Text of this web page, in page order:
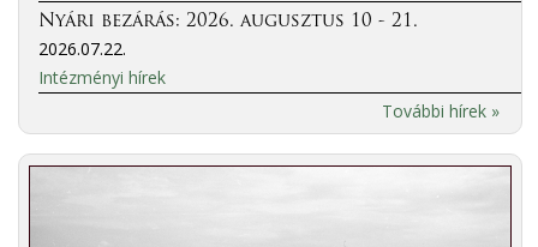
Nyári bezárás: 2026. augusztus 10 - 21.
2026.07.22.
Intézményi hírek
További hírek »